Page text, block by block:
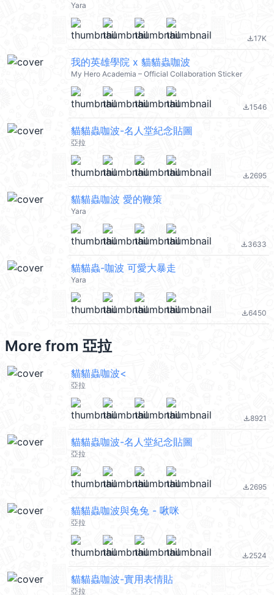
Yara
file_download17K
我的英雄學院 x 貓貓蟲咖波
My Hero Academia – Official Collaboration Sticker
file_download1546
貓貓蟲咖波-名人堂紀念貼圖
亞拉
file_download2695
貓貓蟲咖波 愛的鞭策
Yara
file_download3633
貓貓蟲-咖波 可愛大暴走
Yara
file_download6450
More from 亞拉
貓貓蟲咖波<
亞拉
file_download8921
貓貓蟲咖波-名人堂紀念貼圖
亞拉
file_download2695
貓貓蟲咖波與兔兔 - 啾咪
亞拉
file_download2524
貓貓蟲咖波-實用表情貼
亞拉